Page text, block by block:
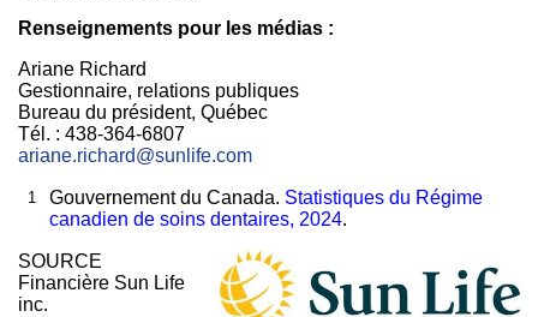
Renseignements pour les médias :
Ariane Richard
Gestionnaire, relations publiques
Bureau du président, Québec
Tél. : 438-364-6807
ariane.richard@sunlife.com
1 Gouvernement du Canada. Statistiques du Régime
canadien de soins dentaires, 2024.
SOURCE
Financière Sun Life
inc.